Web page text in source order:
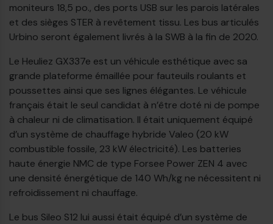
moniteurs 18,5 po., des ports USB sur les parois latérales
et des sièges STER à revêtement tissu. Les bus articulés
Urbino seront également livrés à la SWB à la fin de 2020.
Le Heuliez GX337e est un véhicule esthétique avec sa
grande plateforme émaillée pour fauteuils roulants et
poussettes ainsi que ses lignes élégantes. Le véhicule
français était le seul candidat à n’être doté ni de pompe
à chaleur ni de climatisation. Il était uniquement équipé
d’un système de chauffage hybride Valeo (20 kW
combustible fossile, 23 kW électricité). Les batteries
haute énergie NMC de type Forsee Power ZEN 4 avec
une densité énergétique de 140 Wh/kg ne nécessitent ni
refroidissement ni chauffage.
Le bus Sileo S12 lui aussi était équipé d’un système de